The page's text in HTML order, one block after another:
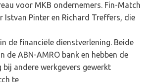
voor MKB ondernemers. Fin-Match
Istvan Pinter en Richard Treffers, die
de financiële dienstverlening. Beide
de ABN-AMRO bank en hebben de
andere werkgevers gewerkt
te